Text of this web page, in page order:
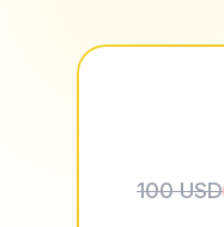
100 USD